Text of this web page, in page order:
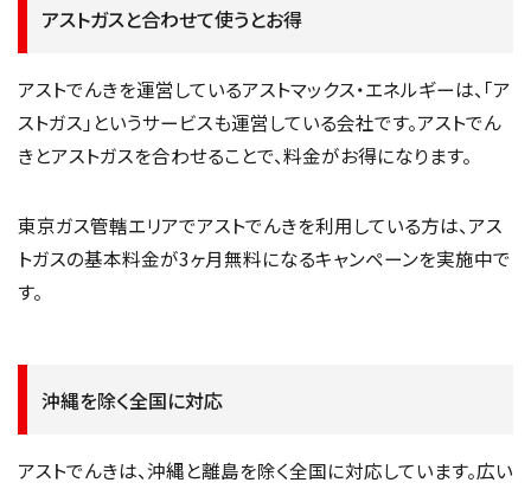
アストガスと合わせて使うとお得
アストでんきを運営しているアストマックス・エネルギーは、「ア
ストガス」というサービスも運営している会社です。アストでん
きとアストガスを合わせることで、料金がお得になります。
東京ガス管轄エリアでアストでんきを利用している方は、アス
トガスの基本料金が3ヶ月無料になるキャンペーンを実施中で
す。
沖縄を除く全国に対応
アストでんきは、沖縄と離島を除く全国に対応しています。広い